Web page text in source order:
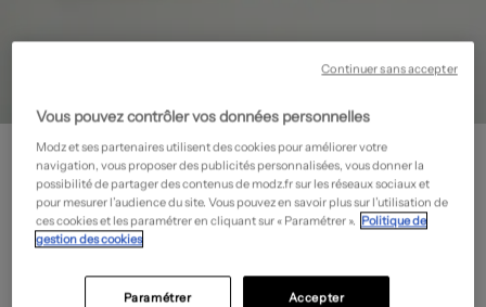
BLACKSTONE
Baskets - Fourrée - Outlet
79,96€
Prix boutique : 199,90€
Guide des tailles
Vous pouvez contrôler vos données personnelles
Modz et ses partenaires utilisent des cookies pour améliorer votre
navigation, vous proposer des publicités personnalisées, vous donner la
possibilité de partager des contenus de modz.fr sur les réseaux sociaux et
pour mesurer l’audience du site. Vous pouvez en savoir plus sur l’utilisation de
ces cookies et les paramétrer en cliquant sur « Paramétrer ». Politique de
gestion des cookies
Accepter
Paramétrer
Continuer sans accepter